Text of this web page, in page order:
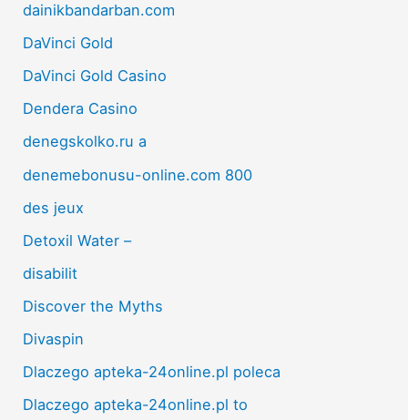
dainikbandarban.com
DaVinci Gold
DaVinci Gold Casino
Dendera Casino
denegskolko.ru a
denemebonusu-online.com 800
des jeux
Detoxil Water –
disabilit
Discover the Myths
Divaspin
Dlaczego apteka-24online.pl poleca
Dlaczego apteka-24online.pl to